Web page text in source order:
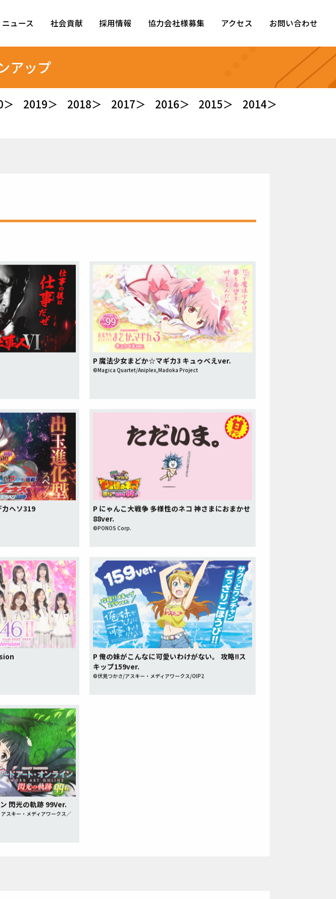
ニュース 社会貢献 採用情報 協力会社様募集 アクセス お問い合わせ
アップ
2019＞ 2018＞ 2017＞ 2016＞ 2015＞
2014＞
P 魔法少女まどか☆マギカ3 キュゥべえver.
©Magica Quartet/Aniplex,Madoka Project
カヘソ319
P にゃんこ大戦争 多様性のネコ 神さまにおまかせ
88ver.
©PONOS Corp.
P 俺の妹がこんなに可愛いわけがない。 攻略!!ス
キップ159ver.
©伏見つかさ/アスキー・メディアワークス/OIP2
閃光の軌跡 99Ver.
スキー・メディアワークス／